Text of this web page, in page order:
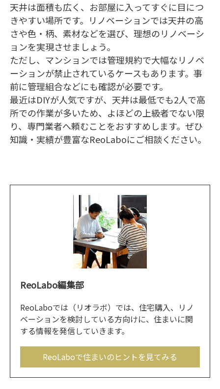
天井は面積も広く、お部屋に入ってすぐに目につ
きやすい場所です。リノベーションでは天井の高
さや色・柄、素材などを選び、理想のリノベーシ
ョンを実現させましょう。
ただし、マンションでは管理規約で大幅なリノベ
ーションが禁止されているケースもあります。事
前に管理組合などにも確認が必要です。
最近はDIYが人気ですが、天井は最低でも2人で高
所での作業が多いため、よほどの上級者でない限
り、専門業者へ頼むことをおすすめします。ぜひ
知識・実績が豊富なReoLaboにご相談ください。
ReoLabo編集部
ReoLaboでは（リオラボ）では、住宅購入、リノ
ベーションを検討している方向けに、住まいに関
する情報を発信していきます。
ReoLaboで住まいのヒントを見てみる